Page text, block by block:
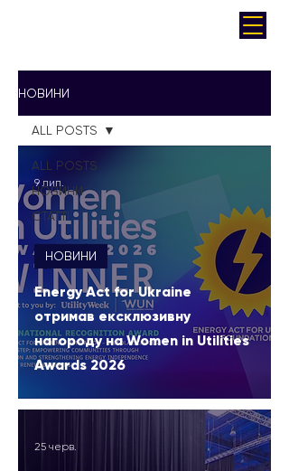
НОВИНИ
ALL POSTS
НОВИНИ
СТАТТІ
ALL POSTS
Energy Act for Ukraine
отримав ексклюзивну
нагороду на Women in Utilities
Awards 2026
НОВИНИ
9 лип.
25 черв.